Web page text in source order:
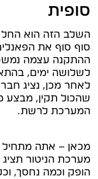
סופית
השלב הזה הוא
סוף סוף את
ההתקנה עצמה
לשלושה ימים,
לאחר מכן, נציג
שהכול תקין, מבצע
המערכת לרשת.
מכאן – אתה
מערכת הניטור
הופק וכמה נחסך,